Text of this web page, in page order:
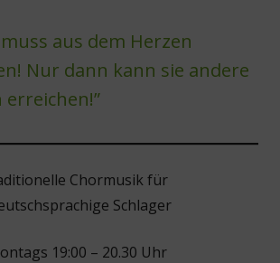
aus dem Herzen
Nur dann kann sie andere
erreichen!”
Chormusik für
Schlager
19:00 – 20.30 Uhr